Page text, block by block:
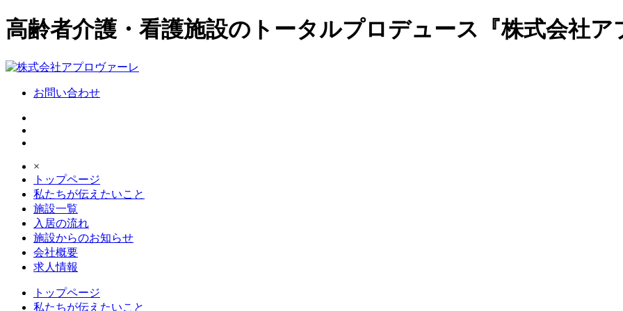
高齢者介護・看護施設のトータルプロデュース『株式会社ア
お問い合わせ
×
トップページ
私たちが伝えたいこと
施設一覧
入居の流れ
施設からのお知らせ
会社概要
求人情報
トップページ
私たちが伝えたいこと